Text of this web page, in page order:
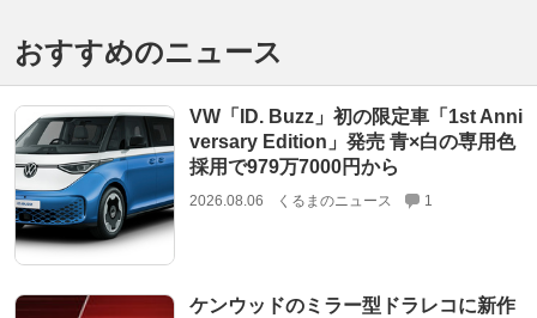
おすすめのニュース
VW「ID. Buzz」初の限定車「1st Anni
versary Edition」発売 青×白の専用色
採用で979万7000円から
2026.08.06 くるまのニュース 1
ケンウッドのミラー型ドラレコに新作